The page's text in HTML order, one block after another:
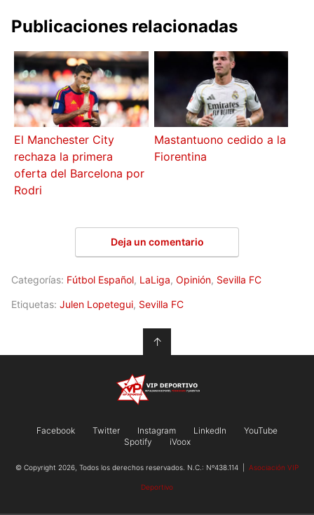
Publicaciones relacionadas
El Manchester City
rechaza la primera
oferta del Barcelona por
Rodri
Mastantuono cedido a la
Fiorentina
Deja un comentario
Categorías: Fútbol Español, LaLiga, Opinión, Sevilla FC
Etiquetas: Julen Lopetegui, Sevilla FC
↑
Facebook Twitter Instagram LinkedIn
YouTube
Spotify
iVoox
© Copyright 2026, Todos los derechos reservados. N.C.: Nº438.114 | Asociación VIP
Deportivo